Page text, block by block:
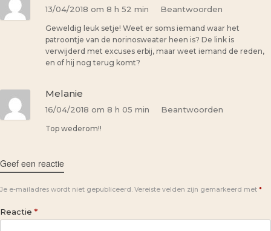
13/04/2018 om 8 h 52 min
Beantwoorden
Geweldig leuk setje! Weet er soms iemand waar het
patroontje van de norinosweater heen is? De link is
verwijderd met excuses erbij, maar weet iemand de reden,
en of hij nog terug komt?
Melanie
16/04/2018 om 8 h 05 min Beantwoorden
Top wederom!!
Geef een reactie
Je e-mailadres wordt niet gepubliceerd. Vereiste velden zijn gemarkeerd met *
Reactie *